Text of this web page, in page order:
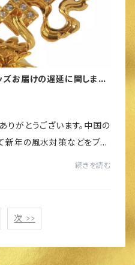
ズお届けの遅延に関しまし
りがとうございます。中国の
新年の風水対策などをブロ
いるところですが、昨日公
続きを読む
次 >>